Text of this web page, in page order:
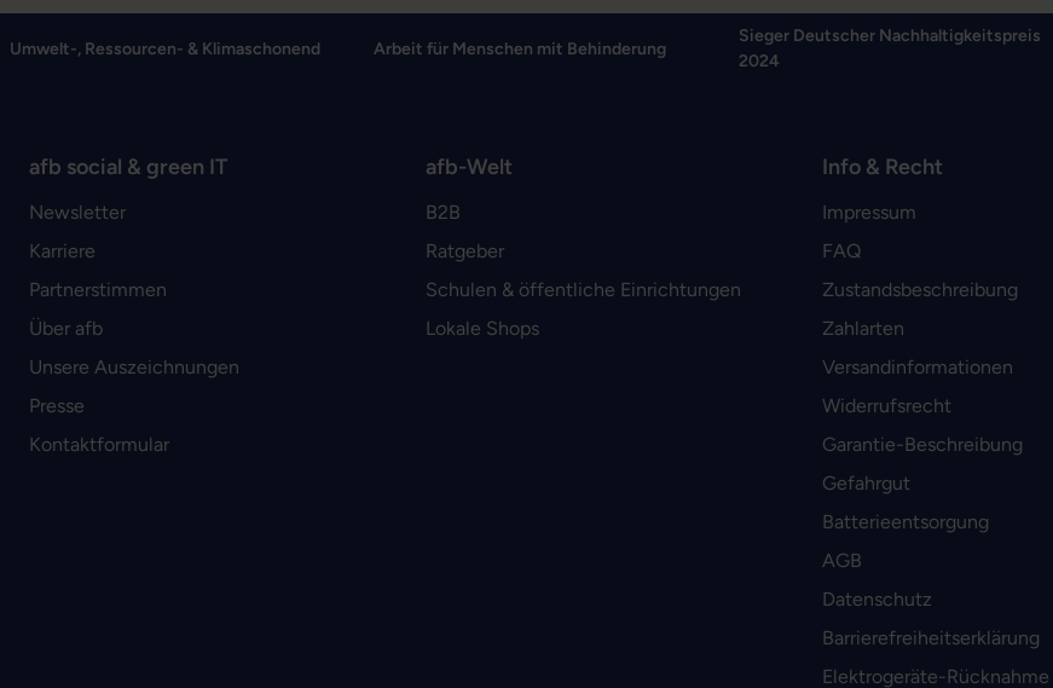
Umwelt-, Ressourcen- & Klimaschonend Arbeit für Menschen mit Behinderung
Sieger Deutscher Nachhaltigkeitspreis
2024
afb social & green IT
Newsletter
Karriere
Partnerstimmen
Über afb
Unsere Auszeichnungen
Presse
Kontaktformular
afb-Welt
B2B
Ratgeber
Schulen & öffentliche Einrichtungen
Lokale Shops
Info & Recht
Impressum
FAQ
Zustandsbeschreibung
Zahlarten
Versandinformationen
Widerrufsrecht
Garantie-Beschreibung
Gefahrgut
Batterieentsorgung
AGB
Datenschutz
Barrierefreiheitserklärung
Elektrogeräte-